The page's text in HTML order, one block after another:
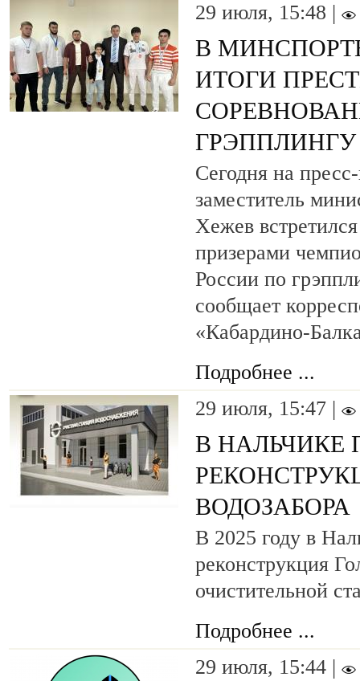
29 июля, 15:48 |
В
ИТОГИ
ГРЭППЛИНГУ
Сегодня на
заместитель
Хежев
призерами
России по
сообщает
«Кабардино-
Подробнее ...
29 июля, 15:47 |
В НАЛЬЧИКЕ
ВОДОЗАБОРА
В 2025 году в
реконструкция
очистительной
Подробнее ...
29 июля, 15:44 |